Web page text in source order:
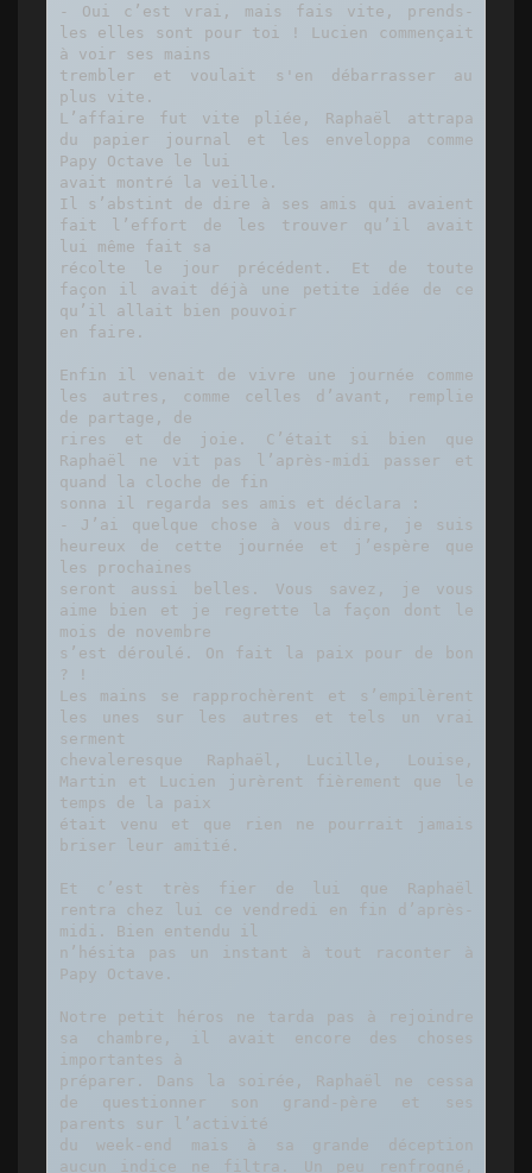
- Oui c’est vrai, mais fais vite, prends-
les elles sont pour toi ! Lucien commençait
à voir ses mains
trembler et voulait s'en débarrasser au
plus vite.
L’affaire fut vite pliée, Raphaël attrapa
du papier journal et les enveloppa comme
Papy Octave le lui
avait montré la veille.
Il s’abstint de dire à ses amis qui avaient
fait l’effort de les trouver qu’il avait
lui même fait sa
récolte le jour précédent. Et de toute
façon il avait déjà une petite idée de ce
qu’il allait bien pouvoir
en faire.
Enfin il venait de vivre une journée comme
les autres, comme celles d’avant, remplie
de partage, de
rires et de joie. C’était si bien que
Raphaël ne vit pas l’après-midi passer et
quand la cloche de fin
sonna il regarda ses amis et déclara :
- J’ai quelque chose à vous dire, je suis
heureux de cette journée et j’espère que
les prochaines
seront aussi belles. Vous savez, je vous
aime bien et je regrette la façon dont le
mois de novembre
s’est déroulé. On fait la paix pour de bon
? !
Les mains se rapprochèrent et s’empilèrent
les unes sur les autres et tels un vrai
serment
chevaleresque Raphaël, Lucille, Louise,
Martin et Lucien jurèrent fièrement que le
temps de la paix
était venu et que rien ne pourrait jamais
briser leur amitié.
Et c’est très fier de lui que Raphaël
rentra chez lui ce vendredi en fin d’après-
midi. Bien entendu il
n’hésita pas un instant à tout raconter à
Papy Octave.
Notre petit héros ne tarda pas à rejoindre
sa chambre, il avait encore des choses
importantes à
préparer. Dans la soirée, Raphaël ne cessa
de questionner son grand-père et ses
parents sur l’activité
du week-end mais à sa grande déception
aucun indice ne filtra. Un peu renfrogné,